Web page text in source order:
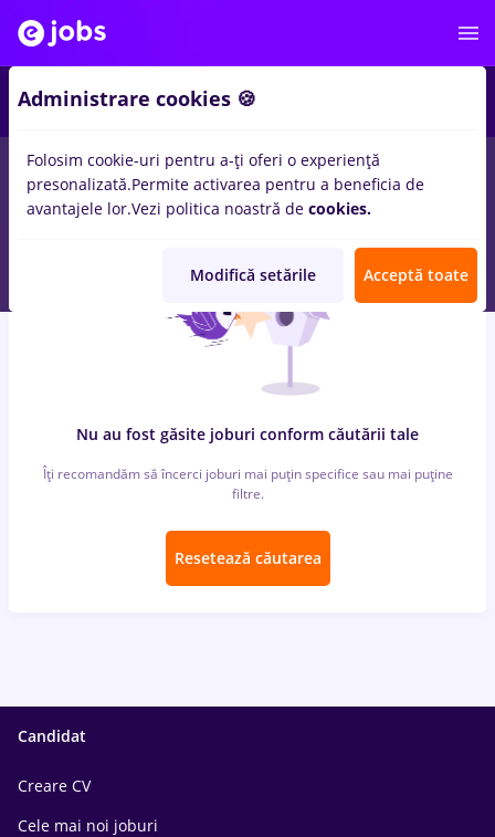
locuri de muncareactjs, Full time inIasi (Iasi)pentru
experientainTransport / Distributie, IT / Telecom
Nu au fost găsite joburi conform căutării tale
Îți recomandăm să încerci joburi mai puțin specifice sau mai puține
filtre.
Resetează căutarea
Candidat
Creare CV
Cele mai noi joburi
Administrare cookies 🍪
Folosim cookie-uri pentru a-ți oferi o experiență
presonalizată.Permite activarea pentru a beneficia de
avantajele lor.Vezi politica noastră de cookies.
Modifică setările Acceptă toate